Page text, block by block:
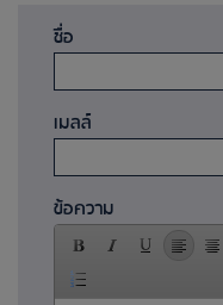
ชื่อ
เมลล์
ข้อความ